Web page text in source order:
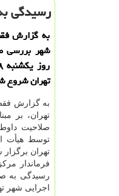
رسیدگی
شهر بررسی
تهران شروع
به گزارش
صلاحیت
توسط هیأت
تهران برگزار
فرماندار
رسیدگی به
اجرایی شهر تهران از